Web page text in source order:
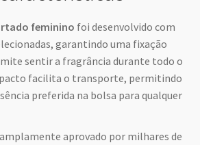
feminino foi desenvolvido com
garantindo uma fixação
sentir a fragrância durante todo o
facilita o transporte, permitindo
preferida na bolsa para qualquer
aprovado por milhares de